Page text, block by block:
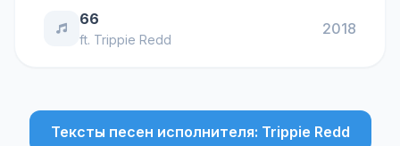
66
ft. Trippie Redd
2018
Тексты песен исполнителя: Trippie Redd